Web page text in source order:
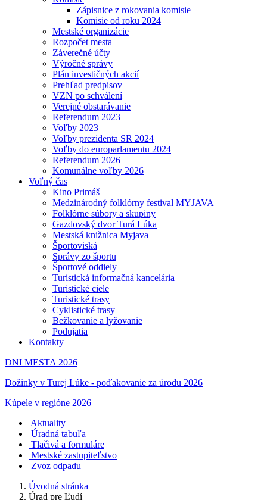
Zápisnice z rokovania komisie
Komisie od roku 2024
Mestské organizácie
Rozpočet mesta
Záverečné účty
Výročné správy
Plán investičných akcií
Prehľad predpisov
VZN po schválení
Verejné obstarávanie
Referendum 2023
Voľby 2023
Voľby prezidenta SR 2024
Voľby do europarlamentu 2024
Referendum 2026
Komunálne voľby 2026
Voľný čas
Kino Primáš
Medzinárodný folklórny festival MYJAVA
Folklórne súbory a skupiny
Gazdovský dvor Turá Lúka
Mestská knižnica Myjava
Športoviská
Správy zo športu
Športové oddiely
Turistická informačná kancelária
Turistické ciele
Turistické trasy
Cyklistické trasy
Bežkovanie a lyžovanie
Podujatia
Kontakty
DNI MESTA 2026
Dožinky v Turej Lúke - poďakovanie za úrodu 2026
Kúpele v regióne 2026
Aktuality
Úradná tabuľa
Tlačivá a formuláre
Mestské zastupiteľstvo
Zvoz odpadu
Úvodná stránka
Úrad pre Ľudí